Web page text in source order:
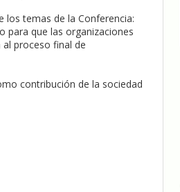
los temas de la Conferencia:
para que las organizaciones
proceso final de
contribución de la sociedad